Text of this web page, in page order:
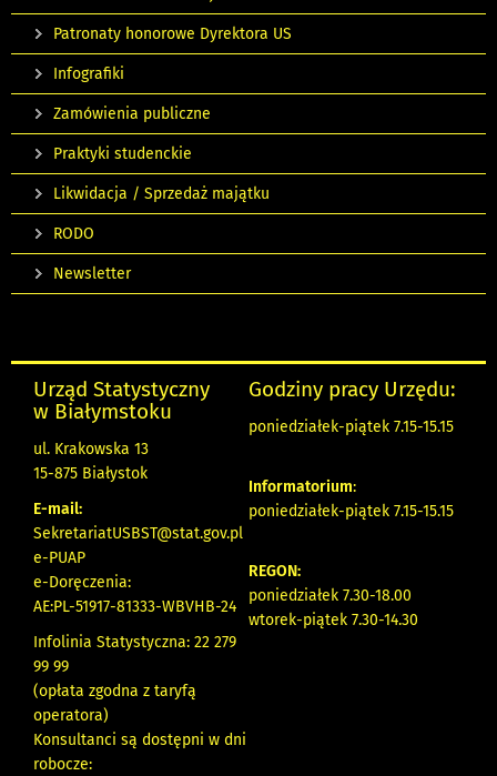
Patronaty honorowe Dyrektora US
Infografiki
Zamówienia publiczne
Praktyki studenckie
Likwidacja / Sprzedaż majątku
RODO
Newsletter
Urząd Statystyczny
w Białymstoku
ul. Krakowska 13
15-875 Białystok
E-mail:
SekretariatUSBST@stat.gov.pl
e-PUAP
e-Doręczenia:
AE:PL-51917-81333-WBVHB-24
Infolinia Statystyczna: 22 279
99 99
(opłata zgodna z taryfą
operatora)
Konsultanci są dostępni w dni
robocze:
Godziny pracy Urzędu:
poniedziałek-piątek 7.15-15.15
Informatorium:
poniedziałek-piątek 7.15-15.15
REGON:
poniedziałek 7.30-18.00
wtorek-piątek 7.30-14.30